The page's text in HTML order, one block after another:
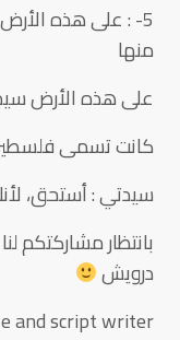
5- : على هذه
منها
على هذه الأرض
كانت تسمى
سيدتي : أستحق،
بانتظار مشاركتكم
درويش
and script writer